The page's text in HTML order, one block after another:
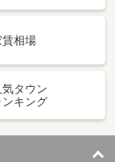
賃相場
気タウン
ンキング